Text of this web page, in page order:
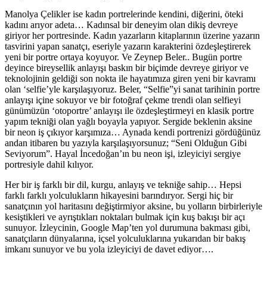
Manolya Çelikler ise kadın portrelerinde kendini, diğerini, öteki
kadını arıyor adeta… Kadınsal bir deneyim olan dikiş devreye
giriyor her portresinde. Kadın yazarların kitaplarının üzerine yazarın
tasvirini yapan sanatçı, eseriyle yazarın karakterini özdeşleştirerek
yeni bir portre ortaya koyuyor. Ve Zeynep Beler.. Bugün portre
deyince bireysellik anlayışı baskın bir biçimde devreye giriyor ve
teknolojinin geldiği son nokta ile hayatımıza giren yeni bir kavramı
olan ‘selfie’yle karşılaşıyoruz. Beler, “Selfie”yi sanat tarihinin portre
anlayışı içine sokuyor ve bir fotoğraf çekme trendi olan selfieyi
günümüzün ‘otoportre’ anlayışı ile özdeşleştirmeyi en klasik portre
yapım tekniği olan yağlı boyayla yapıyor. Sergide beklenin aksine
bir neon iş çıkıyor karşımıza… Aynada kendi portrenizi gördüğünüz
andan itibaren bu yazıyla karşılaşıyorsunuz; “Seni Olduğun Gibi
Seviyorum”. Hayal İncedoğan’ın bu neon işi, izleyiciyi sergiye
portresiyle dahil kılıyor.
Her bir iş farklı bir dil, kurgu, anlayış ve tekniğe sahip… Hepsi
farklı farklı yolculukların hikayesini barındıryor. Sergi hiç bir
sanatçının yol haritasını değiştirmiyor aksine, bu yolların birbirleriyle
kesiştikleri ve ayrıştıkları noktaları bulmak için kuş bakışı bir açı
sunuyor. İzleycinin, Google Map’ten yol durumuna bakması gibi,
sanatçıların dünyalarına, içsel yolculuklarına yukarıdan bir bakış
imkanı sunuyor ve bu yola izleyiciyi de davet ediyor….